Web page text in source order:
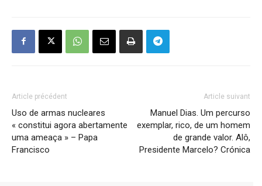
Article précédent
Uso de armas nucleares
« constitui agora abertamente
uma ameaça » – Papa
Francisco
Article suivant
Manuel Dias. Um percurso
exemplar, rico, de um homem
de grande valor. Alô,
Presidente Marcelo? Crónica